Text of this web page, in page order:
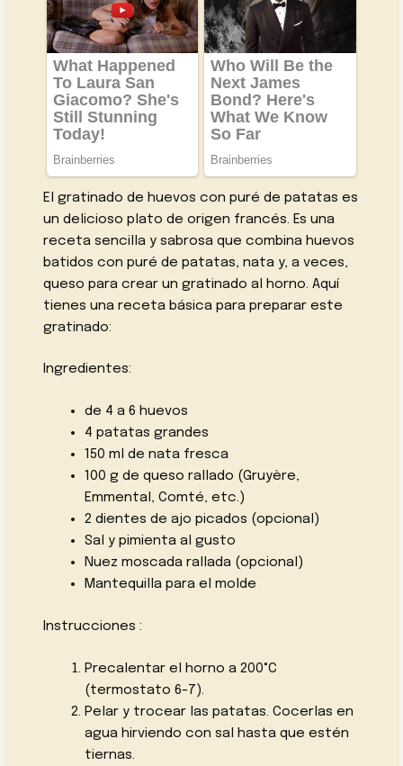
El gratinado de huevos con puré de patatas es
un delicioso plato de origen francés. Es una
receta sencilla y sabrosa que combina huevos
batidos con puré de patatas, nata y, a veces,
queso para crear un gratinado al horno. Aquí
tienes una receta básica para preparar este
gratinado:
Ingredientes:
de 4 a 6 huevos
4 patatas grandes
150 ml de nata fresca
100 g de queso rallado (Gruyère,
Emmental, Comté, etc.)
2 dientes de ajo picados (opcional)
Sal y pimienta al gusto
Nuez moscada rallada (opcional)
Mantequilla para el molde
Instrucciones :
Precalentar el horno a 200°C
(termostato 6-7).
Pelar y trocear las patatas. Cocerlas en
agua hirviendo con sal hasta que estén
tiernas.